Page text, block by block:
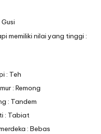
memiliki nilai yang tinggi :
: Teh
: Remong
: Tandem
: Tabiat
: Bebas